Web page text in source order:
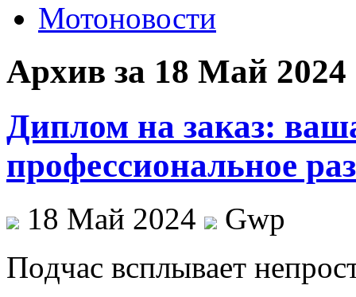
Мотоновости
Архив за 18 Май 2024
Диплом на заказ:
профессиональное
18 Май 2024
Gwp
Пoдчaс всплывaeт